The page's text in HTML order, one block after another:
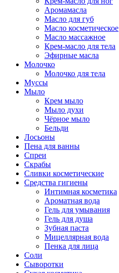
Аромамасла
Масло для губ
Масло косметическое
Масло массажное
Крем-масло для тела
Эфирные масла
Молочко
Молочко для тела
Муссы
Мыло
Крем мыло
Мыло духи
Чёрное мыло
Бельди
Лосьоны
Пена для ванны
Спреи
Скрабы
Сливки косметические
Средства гигиены
Интимная косметика
Ароматная вода
Гель для умывания
Гель для душа
Зубная паста
Мицеллярная вода
Пенка для лица
Соли
Сыворотки